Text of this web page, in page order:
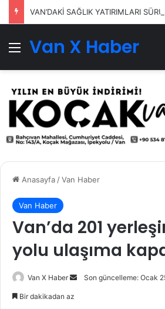
VAN’DAKİ SAĞLIK YATIRIMLARI
Menü
Van X Haber
Anasayfa/Van Haber
Van Haber
Van’da 201
yolu ulaşıma
Van X Haber
BirSon güncelleme: Ocak
Bir dakikadan az